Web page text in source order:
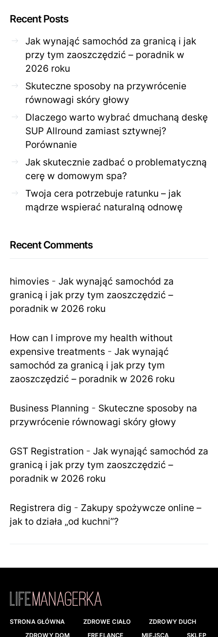
Recent Posts
Jak wynająć samochód za granicą i jak
przy tym zaoszczędzić – poradnik w
2026 roku
Skuteczne sposoby na przywrócenie
równowagi skóry głowy
Dlaczego warto wybrać dmuchaną deskę
SUP Allround zamiast sztywnej?
Porównanie
Jak skutecznie zadbać o problematyczną
cerę w domowym spa?
Twoja cera potrzebuje ratunku – jak
mądrze wspierać naturalną odnowę
Recent Comments
himovies - Jak wynająć samochód za
granicą i jak przy tym zaoszczędzić –
poradnik w 2026 roku
How can I improve my health without
expensive treatments - Jak wynająć
samochód za granicą i jak przy tym
zaoszczędzić – poradnik w 2026 roku
Business Planning - Skuteczne sposoby na
przywrócenie równowagi skóry głowy
GST Registration - Jak wynająć samochód za
granicą i jak przy tym zaoszczędzić –
poradnik w 2026 roku
Registrera dig - Zakupy spożywcze online –
jak to działa „od kuchni”?
STRONA GŁÓWNA ZDROWE CIAŁO
ZDROWY DUCH
ZDROWY DOM
FREELANCE MIEJSCA SKLEP